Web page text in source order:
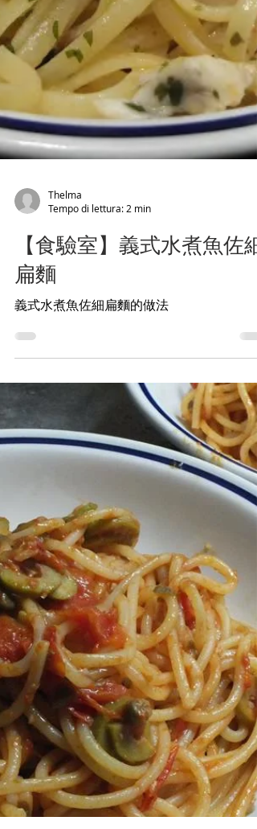
Tempo di lettura: 2 min
【食驗室】義式水煮魚佐細
扁麵
義式水煮魚佐細扁麵的做法